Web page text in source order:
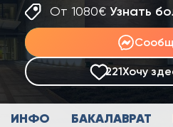
От 1080€ Узнать
221Хочу
ИНФО БАКАЛАВРАТ